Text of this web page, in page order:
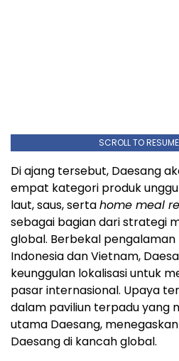
SCROLL TO
Di ajang tersebut, Daesang
empat kategori produk
laut, saus, sertahome meal
sebagai bagian dari strategi
global. Berbekal pengalaman
Indonesia dan Vietnam,
keunggulan lokalisasi untuk
pasar internasional. Upaya
dalam paviliun terpadu yang
utama Daesang,
Daesang di kancah global.